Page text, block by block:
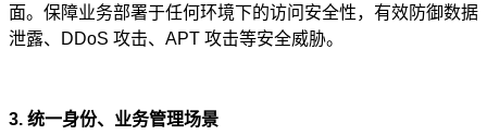
面。保障业务部署于任何环境下的访问安全性，有效防御数据
泄露、DDoS 攻击、APT 攻击等安全威胁。
3. 统一身份、业务管理场景